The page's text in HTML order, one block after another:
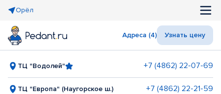
Орёл
Адреса (4) Узнать цену
ТЦ "Водолей" +7 (4862) 22-07-69
ТЦ "Европа" (Наугорское ш.) +7 (4862) 22-21-59